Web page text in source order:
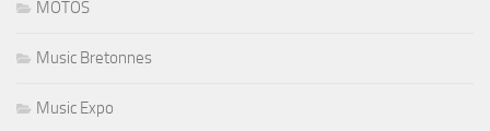
MOTOS
Music Bretonnes
Music Expo